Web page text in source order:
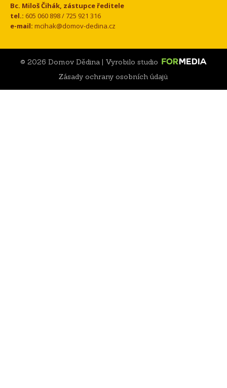
Bc. Miloš Čihák, zástupce ředitele
tel.: 605 060 898 / 725 921 316
e-mail: mcihak@domov-dedina.cz
© 2026 Domov Dědina | Vyrobilo studio
Zásady ochrany osobních údajů